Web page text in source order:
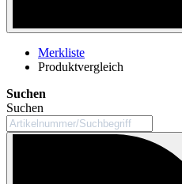
Merkliste
Produktvergleich
Suchen
Suchen